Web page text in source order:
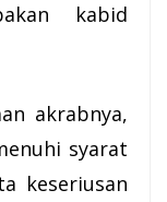
kabid
akrabnya,
syarat
keseriusan